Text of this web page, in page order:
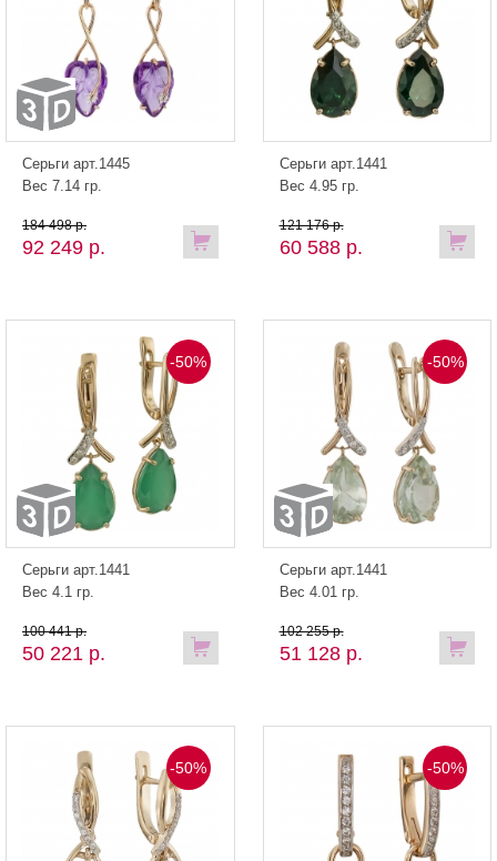
Серьги арт.1445
Вес 7.14 гр.
92 249 р.
184 498 р.
Серьги арт.1441
Вес 4.95 гр.
60 588 р.
121 176 р.
-50%
Серьги арт.1441
Вес 4.1 гр.
50 221 р.
100 441 р.
-50%
Серьги арт.1441
Вес 4.01 гр.
51 128 р.
102 255 р.
-50% -50%